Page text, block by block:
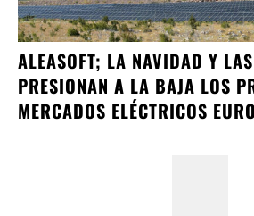
ALEASOFT; LA NAVIDAD Y
PRESIONAN A LA BAJA LOS
MERCADOS ELÉCTRICOS